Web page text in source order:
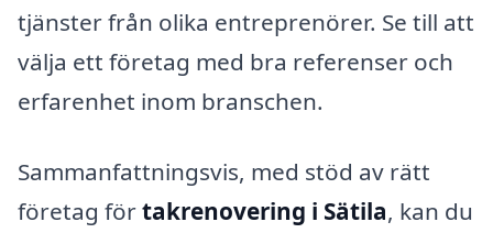
tjänster från olika entreprenörer. Se till att
välja ett företag med bra referenser och
erfarenhet inom branschen.
Sammanfattningsvis, med stöd av rätt
företag förtakrenovering i Sätila, kan du